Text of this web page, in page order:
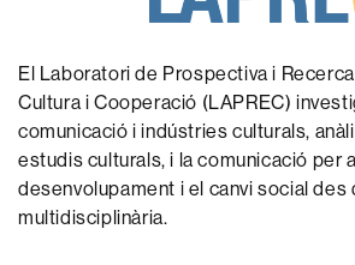
El Laboratori de Prospectiva i
Cultura i Cooperació (LAPREC)
comunicació i indústries culturals,
estudis culturals, i la comunicació per
desenvolupament i el canvi social des
multidisciplinària.